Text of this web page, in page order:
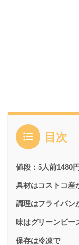
目次
値段：5人前1480
具材はコストコ産
調理はフライパン
味はグリーンピー
保存は冷凍で